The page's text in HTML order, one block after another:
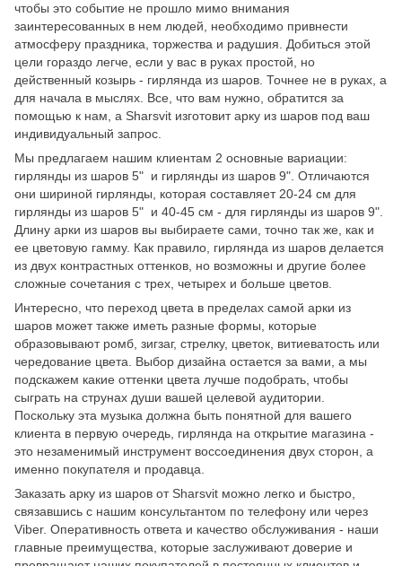
чтобы это событие не прошло мимо внимания
заинтересованных в нем людей, необходимо привнести
атмосферу праздника, торжества и радушия. Добиться этой
цели гораздо легче, если у вас в руках простой, но
действенный козырь - гирлянда из шаров. Точнее не в руках, а
для начала в мыслях. Все, что вам нужно, обратится за
помощью к нам, а Sharsvit изготовит арку из шаров под ваш
индивидуальный запрос.
Мы предлагаем нашим клиентам 2 основные вариации:
гирлянды из шаров 5" и гирлянды из шаров 9". Отличаются
они шириной гирлянды, которая составляет 20-24 см для
гирлянды из шаров 5" и 40-45 см - для гирлянды из шаров 9".
Длину арки из шаров вы выбираете сами, точно так же, как и
ее цветовую гамму. Как правило, гирлянда из шаров делается
из двух контрастных оттенков, но возможны и другие более
сложные сочетания с трех, четырех и больше цветов.
Интересно, что переход цвета в пределах самой арки из
шаров может также иметь разные формы, которые
образовывают ромб, зигзаг, стрелку, цветок, витиеватость или
чередование цвета. Выбор дизайна остается за вами, а мы
подскажем какие оттенки цвета лучше подобрать, чтобы
сыграть на струнах души вашей целевой аудитории.
Поскольку эта музыка должна быть понятной для вашего
клиента в первую очередь, гирлянда на открытие магазина -
это незаменимый инструмент воссоединения двух сторон, а
именно покупателя и продавца.
Заказать арку из шаров от Sharsvit можно легко и быстро,
связавшись с нашим консультантом по телефону или через
Viber. Оперативность ответа и качество обслуживания - наши
главные преимущества, которые заслуживают доверие и